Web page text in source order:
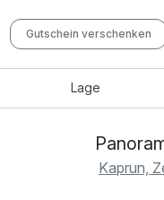
Gutschein verschenken
Lage
Kaprun,